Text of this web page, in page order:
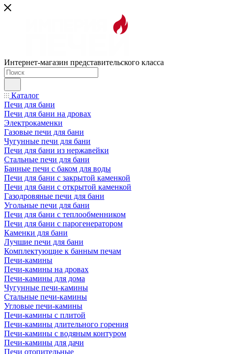
Интернет-магазин представительского класса
Каталог
Печи для бани
Печи для бани на дровах
Электрокаменки
Газовые печи для бани
Чугунные печи для бани
Печи для бани из нержавейки
Стальные печи для бани
Банные печи с баком для воды
Печи для бани с закрытой каменкой
Печи для бани с открытой каменкой
Газодровяные печи для бани
Угольные печи для бани
Печи для бани с теплообменником
Печи для бани с парогенератором
Каменки для бани
Лучшие печи для бани
Комплектующие к банным печам
Печи-камины
Печи-камины на дровах
Печи-камины для дома
Чугунные печи-камины
Стальные печи-камины
Угловые печи-камины
Печи-камины с плитой
Печи-камины длительного горения
Печи-камины с водяным контуром
Печи-камины для дачи
Печи отопительные